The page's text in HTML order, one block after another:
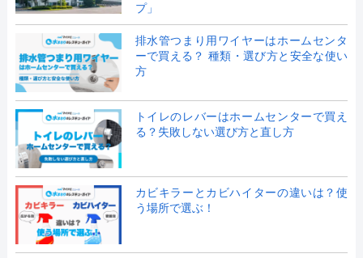
プ」
排水管つまり用ワイヤーはホームセンタ
ーで買える？ 種類・選び方と安全な使い
方
トイレのレバーはホームセンターで買え
る？失敗しない選び方と直し方
カビキラーとカビハイターの違いは？使
う場所で選ぶ！